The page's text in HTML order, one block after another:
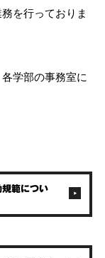
を行っておりま
学部の事務室に
規範につい